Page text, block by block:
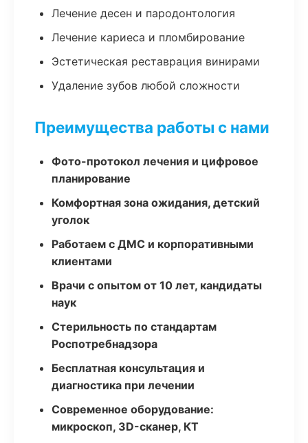
Лечение десен и пародонтология
Лечение кариеса и пломбирование
Эстетическая реставрация винирами
Удаление зубов любой сложности
Преимущества работы с нами
Фото-протокол лечения и цифровое
планирование
Комфортная зона ожидания, детский
уголок
Работаем с ДМС и корпоративными
клиентами
Врачи с опытом от 10 лет, кандидаты
наук
Стерильность по стандартам
Роспотребнадзора
Бесплатная консультация и
диагностика при лечении
Современное оборудование:
микроскоп, 3D-сканер, КТ